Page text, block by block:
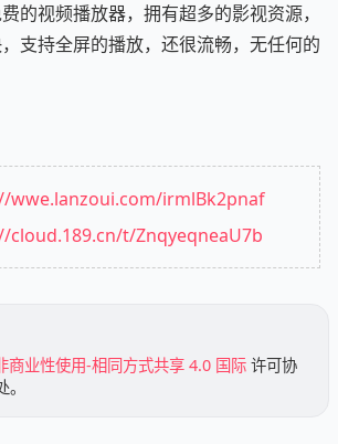
的视频播放器，拥有超多的影视资源，
支持全屏的播放，还很流畅，无任何的
wwe.lanzoui.com/irmlBk2pnaf
cloud.189.cn/t/ZnqyeqneaU7b
商业性使用-相同方式共享 4.0 国际 许可协